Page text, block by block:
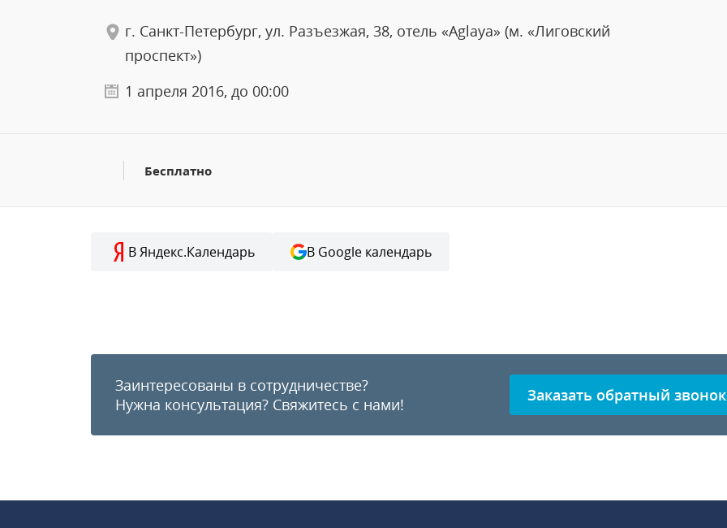
г. Санкт-Петербург, ул. Разъезжая, 38, отель «Aglaya» (м. «Лиговский
проспект»)
1 апреля 2016, до 00:00
Бесплатно
В Яндекс.Календарь В Google календарь
Заинтересованы в сотрудничестве?
Нужна консультация? Свяжитесь с нами! Заказать обратный звонок